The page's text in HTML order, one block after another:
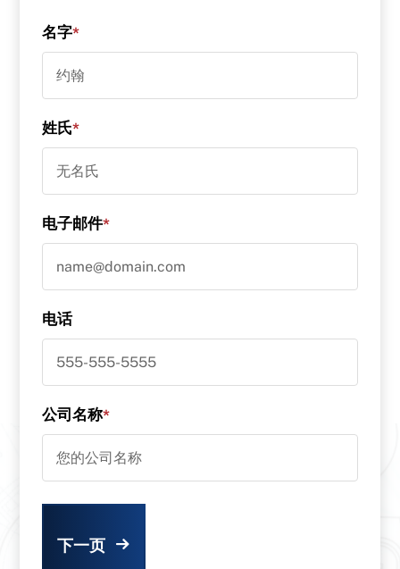
名字*
姓氏*
电子邮件*
电话
公司名称*
下一页